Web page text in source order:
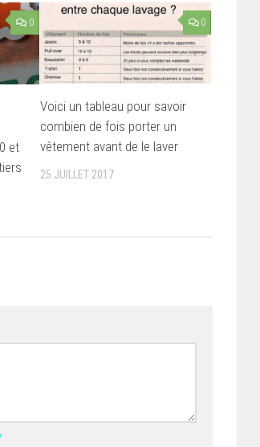
0
et
0
Voici un tableau pour savoir
combien de fois porter un
vêtement avant de le laver
25 JUILLET 2017